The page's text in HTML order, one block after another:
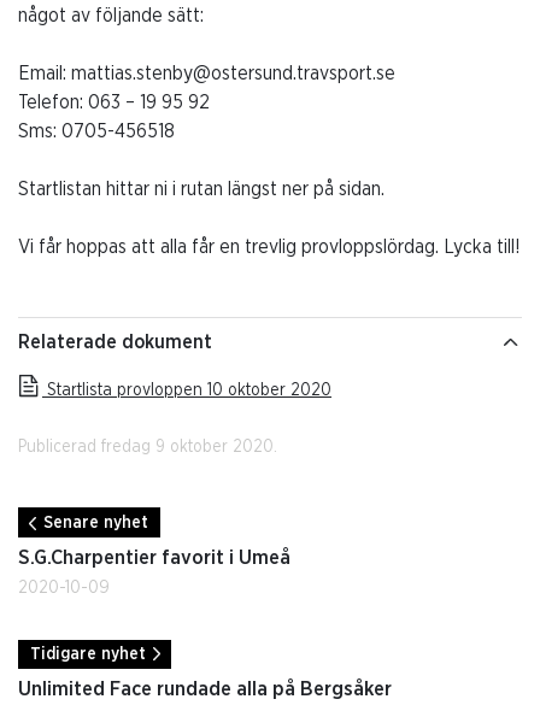
något av följande sätt:
Email: mattias.stenby@ostersund.travsport.se
Telefon: 063 – 19 95 92
Sms: 0705-456518
Startlistan hittar ni i rutan längst ner på sidan.
Vi får hoppas att alla får en trevlig provloppslördag. Lycka till!
Relaterade dokument
Startlista provloppen 10 oktober 2020
Publicerad fredag 9 oktober 2020.
Senare nyhet
S.G.Charpentier favorit i Umeå
2020-10-09
Tidigare nyhet
Unlimited Face rundade alla på Bergsåker